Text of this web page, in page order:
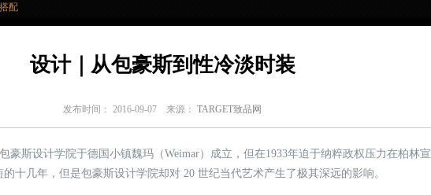
配
设计｜从包豪斯到性冷淡时装
发布时间： 2016-09-07 来源：TARGET致品网
豪斯设计学院于德国小镇魏玛（Weimar）成立，但在1933年迫于纳粹政权压力在柏林宣
十几年，但是包豪斯设计学院却对 20 世纪当代艺术产生了极其深远的影响。